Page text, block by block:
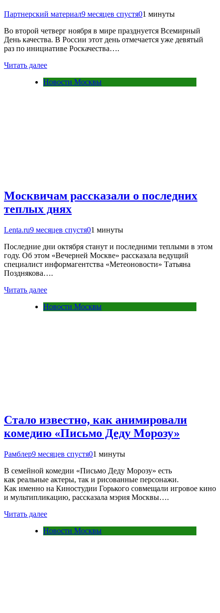
Партнерский материал9 месяцев спустя01 минуты
Во второй четверг ноября в мире празднуется Всемирный
День качества. В России этот день отмечается уже девятый
раз по инициативе Роскачества….
Читать далее
Новости Москвы
Москвичам рассказали о последних
теплых днях
Lenta.ru9 месяцев спустя01 минуты
Последние дни октября станут и последними теплыми в этом
году. Об этом «Вечерней Москве» рассказала ведущий
специалист информагентства «Метеоновости» Татьяна
Позднякова….
Читать далее
Новости Москвы
Стало известно, как анимировали
комедию «Письмо Деду Морозу»
Рамблер9 месяцев спустя01 минуты
В семейной комедии «Письмо Деду Морозу» есть
как реальные актеры, так и рисованные персонажи.
Как именно на Киностудии Горького совмещали игровое кино
и мультипликацию, рассказала мэрия Москвы….
Читать далее
Новости Москвы